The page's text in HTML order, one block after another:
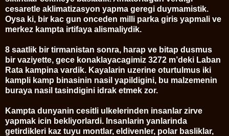
cesaretle aklimatizasyon yapma geregi duymamistik.
Oysa ki, bir kac gun onceden milli parka giris yapmali ve
merkez kampta irtifaya alismaliydik.
8 saatlik bir tirmanistan sonra, harap ve bitap dusmus
bir vaziyette, gece konaklayacagimiz 3272 m’deki Laban
Rata kampina vardik. Kayalarin uzerine oturtulmus iki
kampli kamp binasinin nasil yapildigini, bu malzemenin
buraya nasil tasindigini idrak etmek zor.
Kampta dunyanin cesitli ulkelerinden insanlar zirve
yapmak icin bekliyorlardi. Insanlarin yanlarinda
getirdikleri kaz tuyu montlar, eldivenler, polar basliklar,